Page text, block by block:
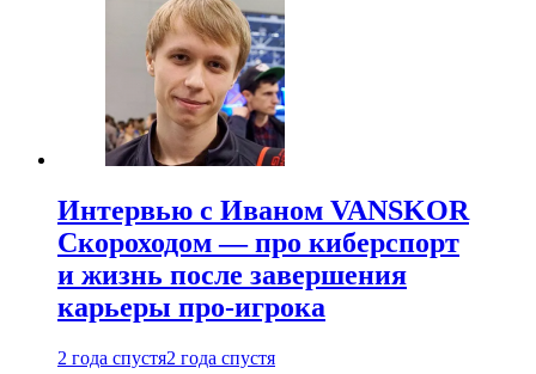
Интервью с Иваном VANSKOR
Скороходом — про киберспорт
и жизнь после завершения
карьеры про-игрока
2 года спустя2 года спустя